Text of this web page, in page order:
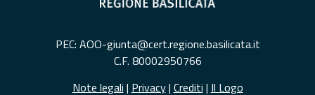
PEC: AOO-giunta@cert.regione.basilicata.it
C.F. 80002950766
Note legali | Privacy| Crediti | Il Logo